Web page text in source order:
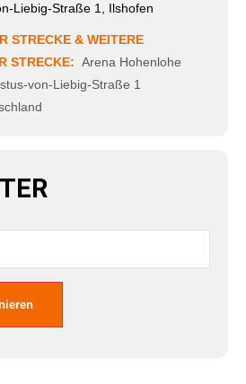
Liebig-Straße 1, Ilshofen
STRECKE & WEITERE
STRECKE: Arena Hohenlohe
von-Liebig-Straße 1